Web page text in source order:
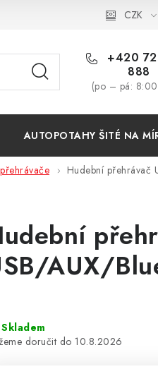
Obchodní podmínky
CZK
+420
888
(po – pá:
AUTOPOTAHY ŠITÉ NA
Hudební přehrávač
AUX/
Skladem
10.8.2026